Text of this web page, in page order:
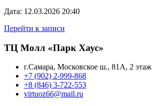
Дата: 12.03.2026 20:40
Перейти к записи
ТЦ Молл «Парк Хаус»
г.Самара, Московское ш., 81А, 2 этаж
+7 (902) 2-999-868
+8 (846) 3-722-553
virtuoz66@mail.ru